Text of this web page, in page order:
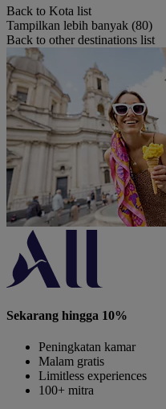
Back to Kota list
Tampilkan lebih banyak (80)
Back to other destinations list
Sekarang hingga 10%
Peningkatan kamar
Malam gratis
Limitless experiences
100+ mitra